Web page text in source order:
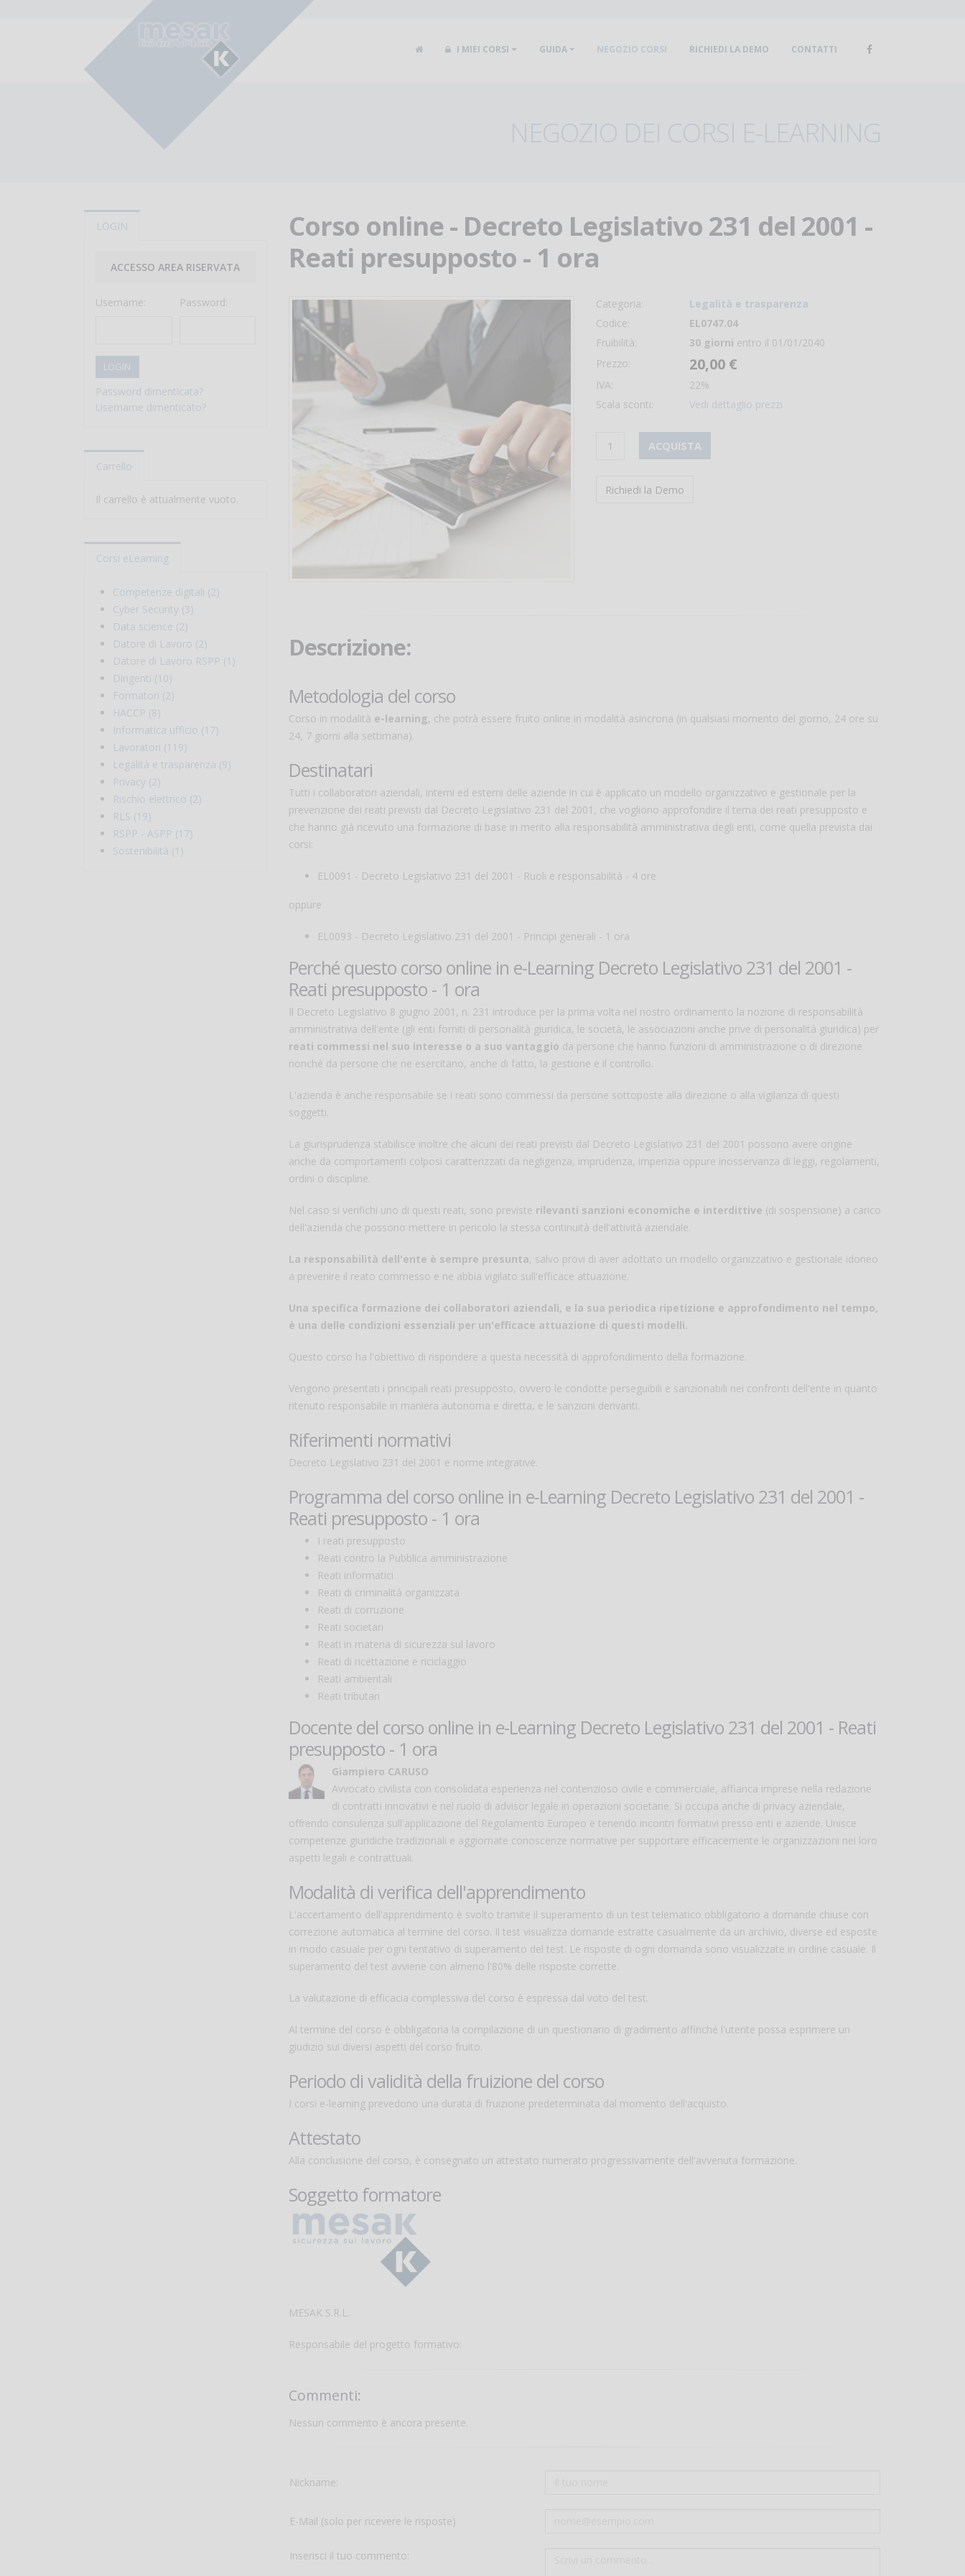
I MIEI CORSI GUIDA NEGOZIO CORSI RICHIEDI LA DEMO CONTATTI
NEGOZIO DEI CORSI E-LEARNING
LOGIN
ACCESSO AREA RISERVATA
Username: Password:
LOGIN
Password dimenticata?
Username dimenticato?
Carrello
Il carrello è attualmente vuoto.
Corsi eLearning
Competenze digitali (2)
Cyber Security (3)
Data science (2)
Datore di Lavoro (2)
Datore di Lavoro RSPP (1)
Dirigenti (10)
Formatori (2)
HACCP (8)
Informatica ufficio (17)
Lavoratori (119)
Legalità e trasparenza (9)
Privacy (2)
Rischio elettrico (2)
RLS (19)
RSPP - ASPP (17)
Sostenibilità (1)
Corso online - Decreto Legislativo 231 del 2001 -
Reati presupposto - 1 ora
Categoria:
Legalità e trasparenza
Codice:
EL0747.04
Fruibilità:
30 giorni entro il 01/01/2040
Prezzo:
20,00 €
IVA:
22%
Scala sconti:
Vedi dettaglio prezzi
ACQUISTA
Richiedi la Demo
Descrizione:
Metodologia del corso
Corso in modalità e-learning, che potrà essere fruito online in modalità asincrona (in qualsiasi momento del giorno, 24 ore su
24, 7 giorni alla settimana).
Destinatari
Tutti i collaboratori aziendali, interni ed esterni delle aziende in cui è applicato un modello organizzativo e gestionale per la
prevenzione dei reati previsti dal Decreto Legislativo 231 del 2001, che vogliono approfondire il tema dei reati presupposto e
che hanno già ricevuto una formazione di base in merito alla responsabilità amministrativa degli enti, come quella prevista dai
corsi:
EL0091 - Decreto Legislativo 231 del 2001 - Ruoli e responsabilità - 4 ore
oppure
EL0093 - Decreto Legislativo 231 del 2001 - Principi generali - 1 ora
Perché questo corso online in e-Learning Decreto Legislativo 231 del 2001 -
Reati presupposto - 1 ora
Il Decreto Legislativo 8 giugno 2001, n. 231 introduce per la prima volta nel nostro ordinamento la nozione di responsabilità
amministrativa dell'ente (gli enti forniti di personalità giuridica, le società, le associazioni anche prive di personalità giuridica) per
reati commessi nel suo interesse o a suo vantaggio da persone che hanno funzioni di amministrazione o di direzione
nonché da persone che ne esercitano, anche di fatto, la gestione e il controllo.
L'azienda è anche responsabile se i reati sono commessi da persone sottoposte alla direzione o alla vigilanza di questi
soggetti.
La giurisprudenza stabilisce inoltre che alcuni dei reati previsti dal Decreto Legislativo 231 del 2001 possono avere origine
anche da comportamenti colposi caratterizzati da negligenza, imprudenza, imperizia oppure inosservanza di leggi, regolamenti,
ordini o discipline.
Nel caso si verifichi uno di questi reati, sono previste rilevanti sanzioni economiche e interdittive (di sospensione) a carico
dell'azienda che possono mettere in pericolo la stessa continuità dell'attività aziendale.
La responsabilità dell'ente è sempre presunta, salvo provi di aver adottato un modello organizzativo e gestionale idoneo
a prevenire il reato commesso e ne abbia vigilato sull'efficace attuazione.
Una specifica formazione dei collaboratori aziendali, e la sua periodica ripetizione e approfondimento nel tempo,
è una delle condizioni essenziali per un'efficace attuazione di questi modelli.
Questo corso ha l'obiettivo di rispondere a questa necessità di approfondimento della formazione.
Vengono presentati i principali reati presupposto, ovvero le condotte perseguibili e sanzionabili nei confronti dell'ente in quanto
ritenuto responsabile in maniera autonoma e diretta, e le sanzioni derivanti.
Riferimenti normativi
Decreto Legislativo 231 del 2001 e norme integrative.
Programma del corso online in e-Learning Decreto Legislativo 231 del 2001 -
Reati presupposto - 1 ora
I reati presupposto
Reati contro la Pubblica amministrazione
Reati informatici
Reati di criminalità organizzata
Reati di corruzione
Reati societari
Reati in materia di sicurezza sul lavoro
Reati di ricettazione e riciclaggio
Reati ambientali
Reati tributari
Docente del corso online in e-Learning Decreto Legislativo 231 del 2001 - Reati
presupposto - 1 ora
Giampiero CARUSO
Avvocato civilista con consolidata esperienza nel contenzioso civile e commerciale, affianca imprese nella redazione
di contratti innovativi e nel ruolo di advisor legale in operazioni societarie. Si occupa anche di privacy aziendale,
offrendo consulenza sull'applicazione del Regolamento Europeo e tenendo incontri formativi presso enti e aziende. Unisce
competenze giuridiche tradizionali e aggiornate conoscenze normative per supportare efficacemente le organizzazioni nei loro
aspetti legali e contrattuali.
Modalità di verifica dell'apprendimento
L'accertamento dell'apprendimento è svolto tramite il superamento di un test telematico obbligatorio a domande chiuse con
correzione automatica al termine del corso. Il test visualizza domande estratte casualmente da un archivio, diverse ed esposte
in modo casuale per ogni tentativo di superamento del test. Le risposte di ogni domanda sono visualizzate in ordine casuale. Il
superamento del test avviene con almeno l'80% delle risposte corrette.
La valutazione di efficacia complessiva del corso è espressa dal voto del test.
Al termine del corso è obbligatoria la compilazione di un questionario di gradimento affinché l'utente possa esprimere un
giudizio sui diversi aspetti del corso fruito.
Periodo di validità della fruizione del corso
I corsi e-learning prevedono una durata di fruizione predeterminata dal momento dell'acquisto.
Attestato
Alla conclusione del corso, è consegnato un attestato numerato progressivamente dell'avvenuta formazione.
Soggetto formatore
MESAK S.R.L.
Responsabile del progetto formativo:
Commenti:
Nessun commento è ancora presente.
Nickname:
E-Mail (solo per ricevere le risposte)
Inserisci il tuo commento: